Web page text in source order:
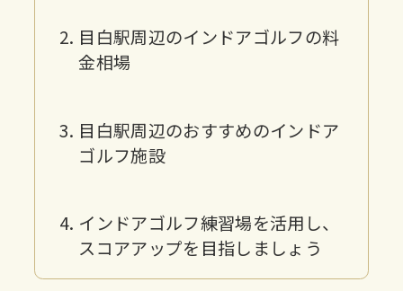
目白駅周辺のインドアゴルフの料
金相場
目白駅周辺のおすすめのインドア
ゴルフ施設
インドアゴルフ練習場を活用し、
スコアアップを目指しましょう